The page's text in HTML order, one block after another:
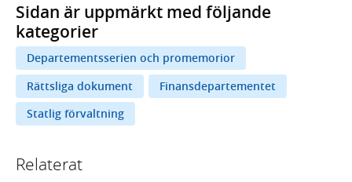
Sidan är uppmärkt med följande
kategorier
Departementsserien och promemorior
Rättsliga dokument
Finansdepartementet
Statlig förvaltning
Relaterat